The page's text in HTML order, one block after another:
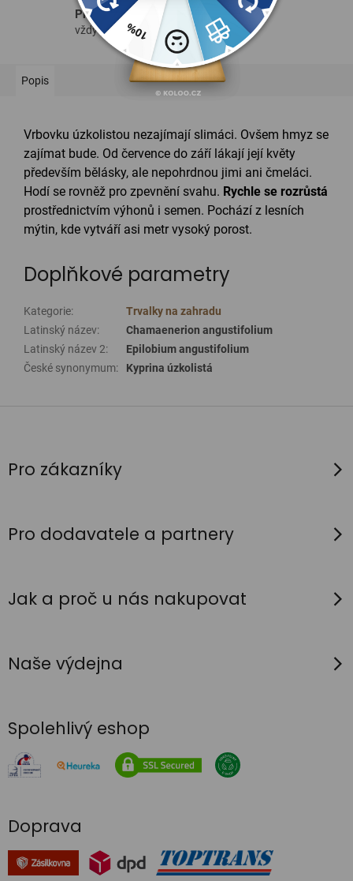
Prodejny v Praze i Brně
vždy po ruce cestou na zahradu
Popis
Vrbovku úzkolistou nezajímají slimáci. Ovšem hmyz se
zajímat bude. Od července do září lákají její květy
především bělásky, ale nepohrdnou jimi ani čmeláci.
Hodí se rovněž pro zpevnění svahu. Rychle se rozrůstá
prostřednictvím výhonů i semen. Pochází z lesních
mýtin, kde vytváří asi metr vysoký porost.
Doplňkové parametry
Kategorie:
Trvalky na zahradu
Latinský název:
Chamaenerion angustifolium
Latinský název 2:
Epilobium angustifolium
České synonymum: Kyprina úzkolistá
pPro zákazníky
Pro dodavatele a partnery
Jak a proč u nás nakupovat
Naše výdejna
Spolehlivý eshop
Doprava